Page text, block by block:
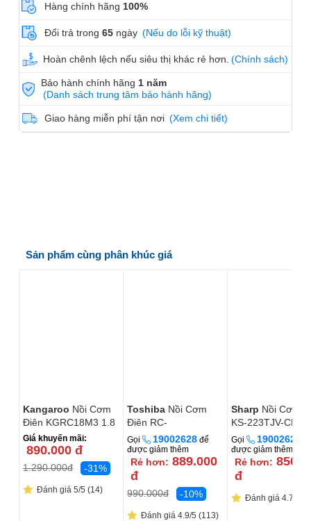
Hàng chính hãng 100%
Đổi trả trong 65 ngày (Nếu do lỗi kỹ thuật)
Hoàn chênh lệch nếu siêu thị khác rẻ hơn. (Chính sách)
Bảo hành chính hãng 1 năm
(Danh sách trung tâm bảo hành hãng)
Giao hàng miễn phí tận nơi (Xem chi tiết)
Sản phẩm cùng phân khúc giá
Kangaroo Nồi Cơm
Điện KGRC18M3 1.8
Lít
Giá khuyến mãi:
890.000 đ
1.290.000đ -31%
Đánh giá 5/5 (14)
Toshiba Nồi Cơm
Điện RC-
28MH1PV(G) 2.8 Lít
Gọi 19002628 để
được giảm thêm
Rẻ hơn: 889.000
đ
990.000đ -10%
Đánh giá 4.9/5 (113)
Sharp Nồi Cơm
KS-223TJV-CH
Lít
Gọi 19002628
được giảm thêm
Rẻ hơn:
đ
Đánh giá 4.7/5